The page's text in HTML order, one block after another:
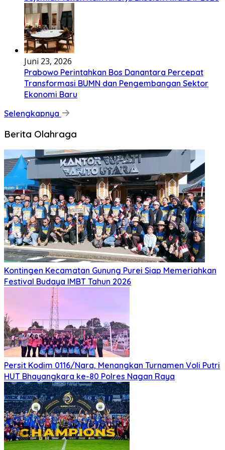
Juni 23, 2026
Prabowo Perintahkan Bos Danantara Percepat
Transformasi BUMN dan Pengembangan Sektor
Ekonomi Baru
Selengkapnya
Berita Olahraga
Kontingen Kecamatan Gunung Purei Siap Memeriahkan
Festival Budaya IMBT Tahun 2026
Persit Kodim 0116/Nara, Menangkan Turnamen Voli Putri
HUT Bhayangkara ke-80 Polres Nagan Raya